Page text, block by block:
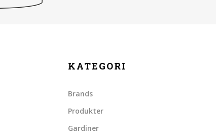
KATEGORI
Brands
Produkter
Gardiner